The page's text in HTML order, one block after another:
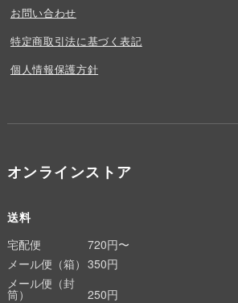
お問い合わせ
特定商取引法に基づく表記
個人情報保護方針
オンラインストア
送料
宅配便
720円〜
メール便（箱） 350円
メール便（封
筒）
250円